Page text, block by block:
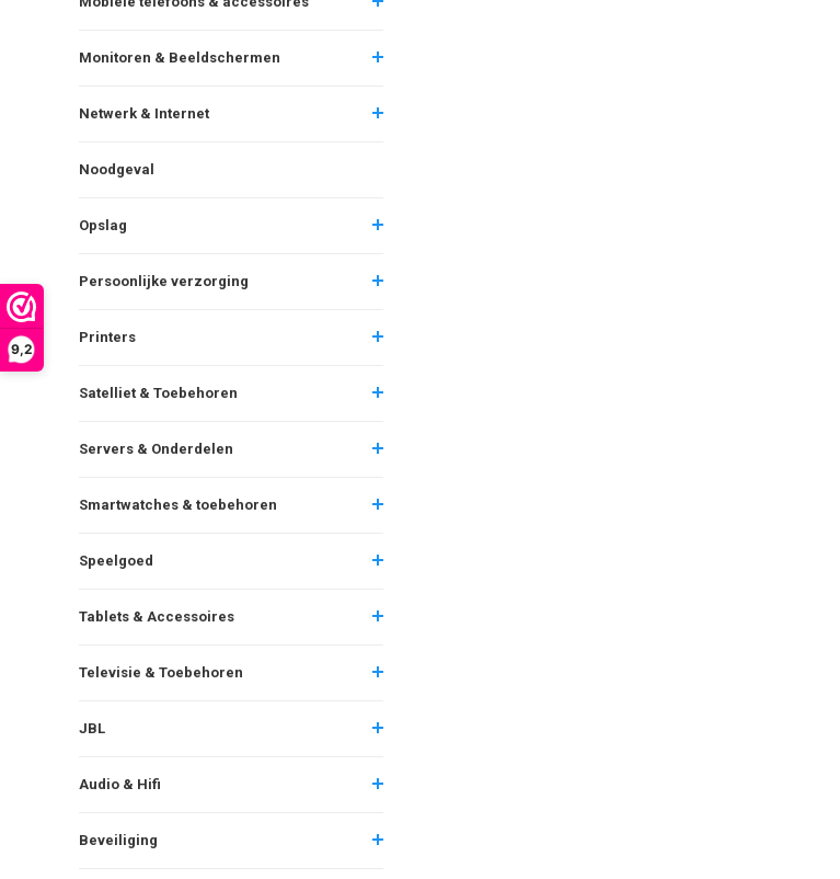
9,2
Monitoren & Beeldschermen
Netwerk & Internet
Noodgeval
Opslag
Persoonlijke verzorging
Printers
Satelliet & Toebehoren
Servers & Onderdelen
Smartwatches & toebehoren
Speelgoed
Tablets & Accessoires
Televisie & Toebehoren
JBL
Audio & Hifi
Beveiliging